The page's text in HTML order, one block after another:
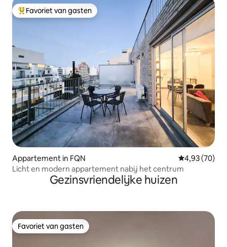
Topfavoriet van gasten
Favoriet van gasten
Appartement in FQN Gemiddelde
4,93 (70)
Licht en modern appartement nabij het centrum
Gezinsvriendelijke huizen
Favoriet van gasten
Favoriet van gasten